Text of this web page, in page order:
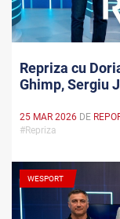
Repriza cu
Ghimp, Sergiu
25 MAR 2026 DE
#Repriza
WESPORT